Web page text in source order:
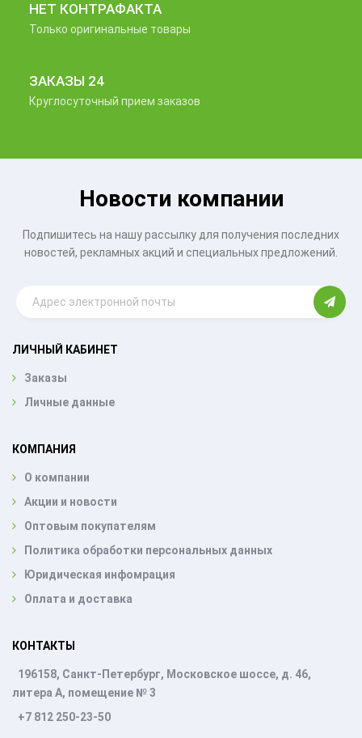
НЕТ КОНТРАФАКТА
Только оригинальные товары
ЗАКАЗЫ 24
Круглосуточный прием заказов
Новости компании
Подпишитесь на нашу рассылку для получения последних
новостей, рекламных акций и специальных предложений.
ЛИЧНЫЙ КАБИНЕТ
Заказы
Личные данные
КОМПАНИЯ
О компании
Акции и новости
Оптовым покупателям
Политика обработки персональных данных
Юридическая инфомрация
Оплата и доставка
КОНТАКТЫ
196158, Санкт-Петербург, Московское шоссе, д. 46,
литера А, помещение № 3
+7 812 250-23-50